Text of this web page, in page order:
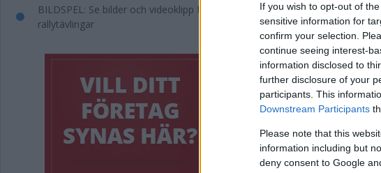
If you wish to opt-out of
sensitive information for
confirm your selection.
continue seeing interest-
information disclosed to
further disclosure of your
participants. This
Downstream Participants
Please note that this
information including but
deny consent to Google
BILDSPEL: Se bilder och videoklipp från dagens
rallytävlingar
Annons:
Taggar i artikel